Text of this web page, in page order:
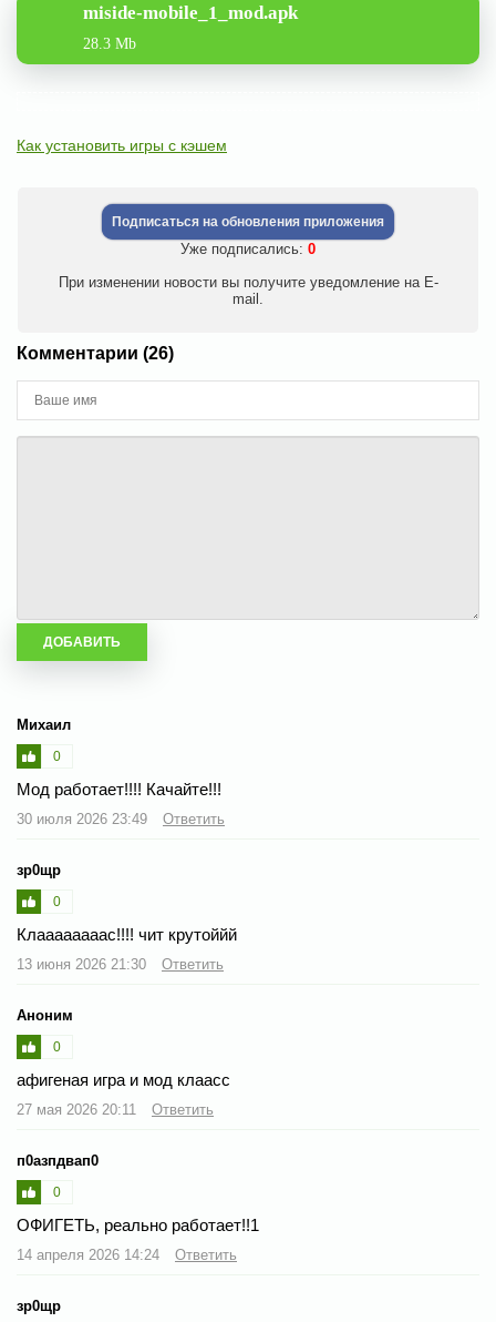
miside-mobile_1_mod.apk
28.3 Mb
Как установить игры с кэшем
Подписаться на обновления приложения
Уже подписались: 0
При изменении новости вы получите уведомление на E-
mail.
Комментарии (26)
Михаил
0
Мод работает!!!! Качайте!!!
30 июля 2026 23:49 Ответить
зр0щр
0
Клаааааааас!!!! чит крутоййй
13 июня 2026 21:30 Ответить
Аноним
0
афигеная игра и мод клаасс
27 мая 2026 20:11 Ответить
п0азпдвап0
0
ОФИГЕТЬ, реально работает!!1
14 апреля 2026 14:24 Ответить
зр0щр